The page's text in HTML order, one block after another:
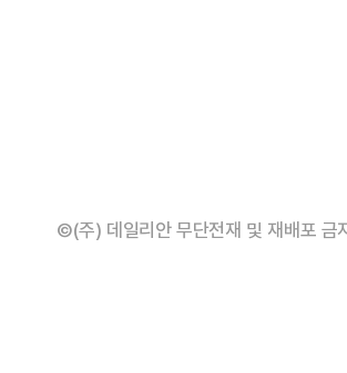
©(주) 데일리안 무단전재 및 재배포 금